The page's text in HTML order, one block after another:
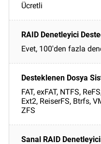
Ücretli
Evet, 100'den fazla
FAT, exFAT, NTFS,
Ext2, ReiserFS, Btrfs,
ZFS